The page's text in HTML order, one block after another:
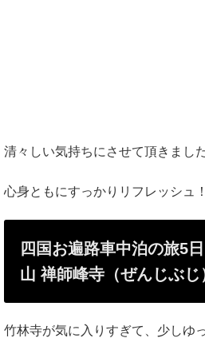
清々しい気持ちにさせて頂きました
心身ともにすっかりリフレッシュ
四国お遍路車中泊の旅5
山 禅師峰寺（ぜんじぶじ
竹林寺が気に入りすぎて、少しゆ